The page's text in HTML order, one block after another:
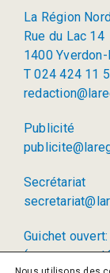
La Région
Rue du Lac 14
1400
T 024 424 11
Publicité
Secrétariat
Guichet
(permanence